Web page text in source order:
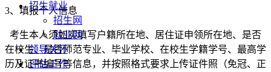
招生就业
招生网
就业网
领导关怀
评估工作
3、填报个人信息
考生本人须如实填写户籍所在地、居住证申领所在地、是否
在校生、是否师范专业、毕业学校、在校生学籍学号、最高学
历及证书编号等信息，并按照格式要求上传证件照（免冠、正